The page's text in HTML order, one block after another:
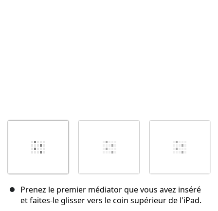
Prenez le premier médiator que vous avez inséré
et faites-le glisser vers le coin supérieur de l'iPad.